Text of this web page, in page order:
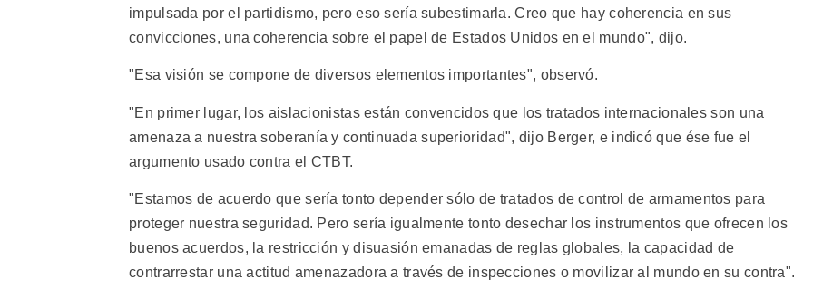
impulsada por el partidismo, pero eso sería subestimarla. Creo que hay coherencia en sus
convicciones, una coherencia sobre el papel de Estados Unidos en el mundo", dijo.
"Esa visión se compone de diversos elementos importantes", observó.
"En primer lugar, los aislacionistas están convencidos que los tratados internacionales son una
amenaza a nuestra soberanía y continuada superioridad", dijo Berger, e indicó que ése fue el
argumento usado contra el CTBT.
"Estamos de acuerdo que sería tonto depender sólo de tratados de control de armamentos para
proteger nuestra seguridad. Pero sería igualmente tonto desechar los instrumentos que ofrecen los
buenos acuerdos, la restricción y disuasión emanadas de reglas globales, la capacidad de
contrarrestar una actitud amenazadora a través de inspecciones o movilizar al mundo en su contra".